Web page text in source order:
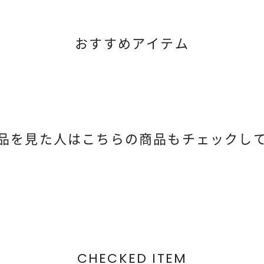
おすすめアイテム
を見た人は こちらの商品もチェックし
CHECKED ITEM